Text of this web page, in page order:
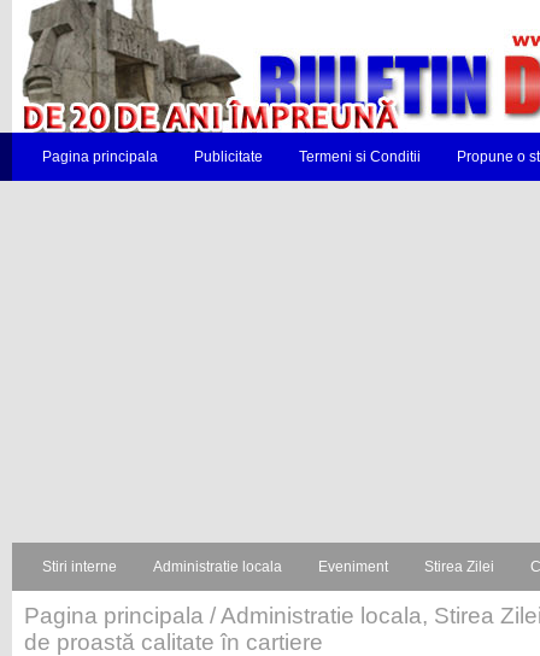
Pagina principala Publicitate Termeni si Conditii Propune o
Stiri interne Administratie locala Eveniment Stirea Zilei
Pagina principala /Administratie locala, Stirea
de proastă calitate în cartiere